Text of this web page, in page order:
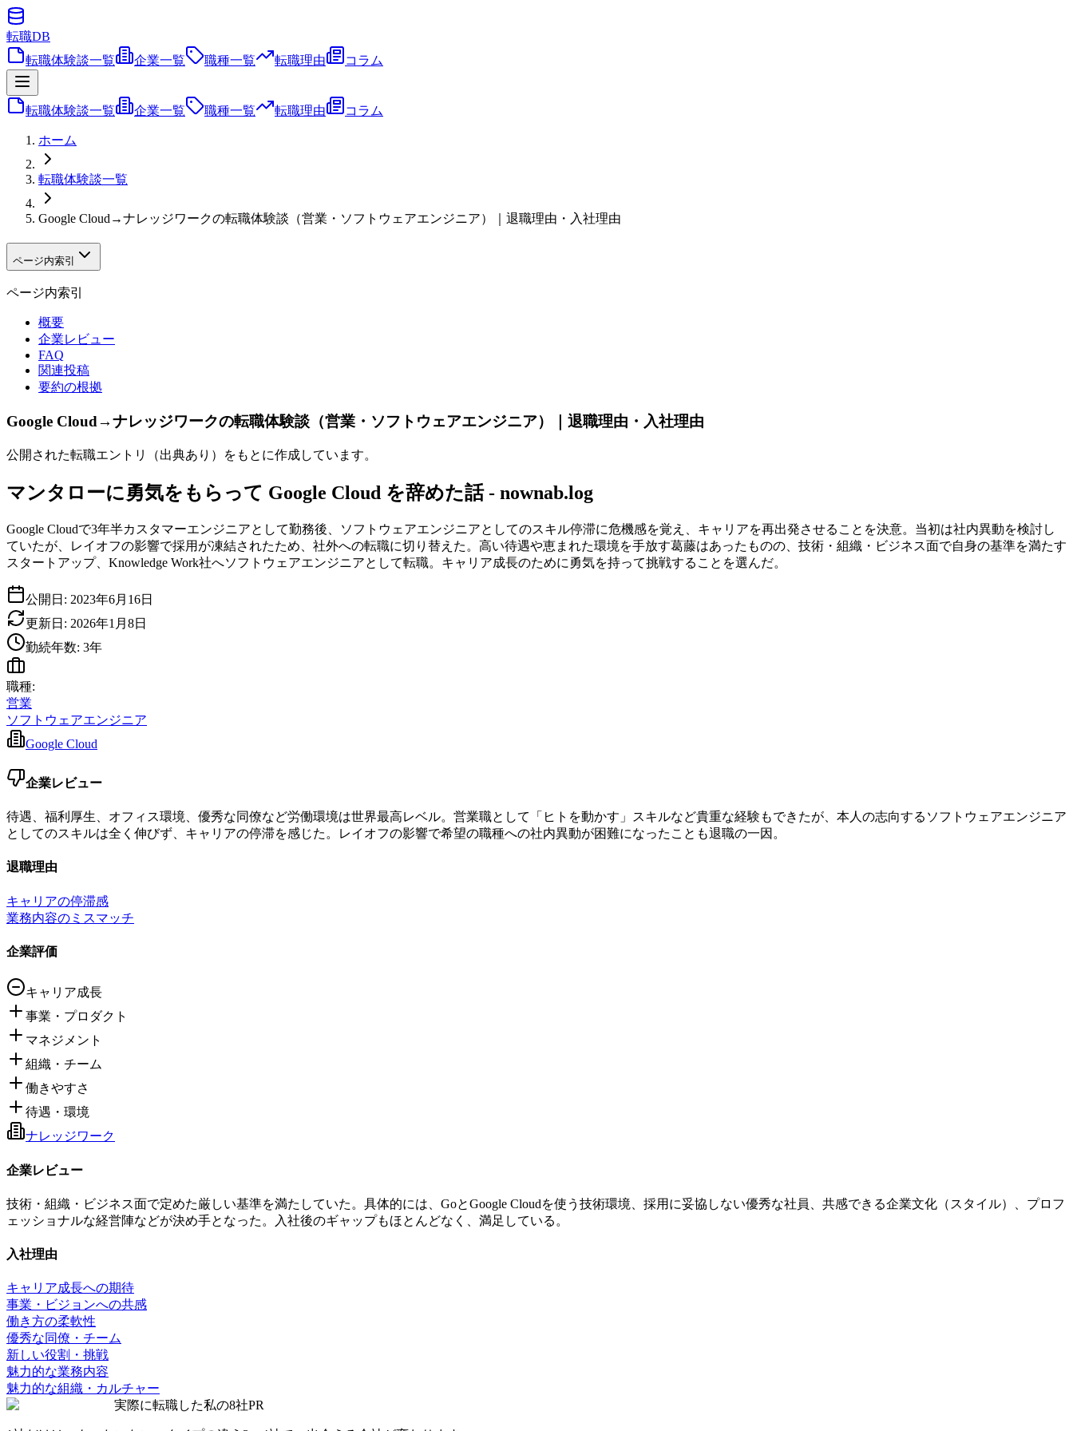
転職DB
転職体験談一覧
企業一覧 職種一覧 転職理由 コラム
転職体験談一覧 企業一覧 職種一覧 転職理由 コラム
ホーム
転職体験談一覧
Google Cloud→ナレッジワークの転職体験談（営業・ソフトウェアエンジニア）｜退職理由・入社理由
ページ内索引
ページ内索引
概要
企業レビュー
FAQ
関連投稿
要約の根拠
Google Cloud→ナレッジワークの転職体験談（営業・ソフトウェアエンジニア）｜退職理由・入社理由
公開された転職エントリ（出典あり）をもとに作成しています。
マンタローに勇気をもらって Google Cloud を辞めた話 - nownab.log
Google Cloudで3年半カスタマーエンジニアとして勤務後、ソフトウェアエンジニアとしてのスキル停滞に危機感を覚え、キャリアを再出発させることを決意。当初は社内異動を検討し
ていたが、レイオフの影響で採用が凍結されたため、社外への転職に切り替えた。高い待遇や恵まれた環境を手放す葛藤はあったものの、技術・組織・ビジネス面で自身の基準を満たす
スタートアップ、Knowledge Work社へソフトウェアエンジニアとして転職。キャリア成長のために勇気を持って挑戦することを選んだ。
公開日: 2023年6月16日
更新日: 2026年1月8日
勤続年数: 3年
職種:
営業
ソフトウェアエンジニア
Google Cloud
企業レビュー
待遇、福利厚生、オフィス環境、優秀な同僚など労働環境は世界最高レベル。営業職として「ヒトを動かす」スキルなど貴重な経験もできたが、本人の志向するソフトウェアエンジニア
としてのスキルは全く伸びず、キャリアの停滞を感じた。レイオフの影響で希望の職種への社内異動が困難になったことも退職の一因。
退職理由
キャリアの停滞感
業務内容のミスマッチ
企業評価
キャリア成長
事業・プロダクト
マネジメント
組織・チーム
働きやすさ
待遇・環境
ナレッジワーク
企業レビュー
技術・組織・ビジネス面で定めた厳しい基準を満たしていた。具体的には、GoとGoogle Cloudを使う技術環境、採用に妥協しない優秀な社員、共感できる企業文化（スタイル）、プロフ
ェッショナルな経営陣などが決め手となった。入社後のギャップもほとんどなく、満足している。
入社理由
キャリア成長への期待
事業・ビジョンへの共感
働き方の柔軟性
優秀な同僚・チーム
新しい役割・挑戦
魅力的な業務内容
魅力的な組織・カルチャー
実際に転職した私の8社PR